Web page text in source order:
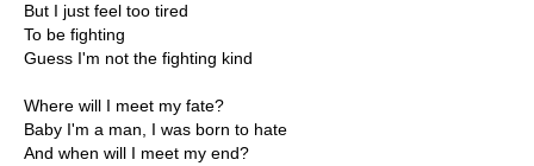
But I just feel too tired
To be fighting
Guess I'm not the fighting kind
Where will I meet my fate?
Baby I'm a man, I was born to hate
And when will I meet my end?